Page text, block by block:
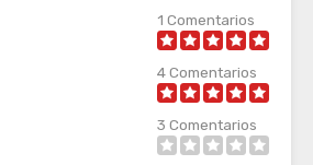
1 Comentarios
4Comentarios
3 Comentarios